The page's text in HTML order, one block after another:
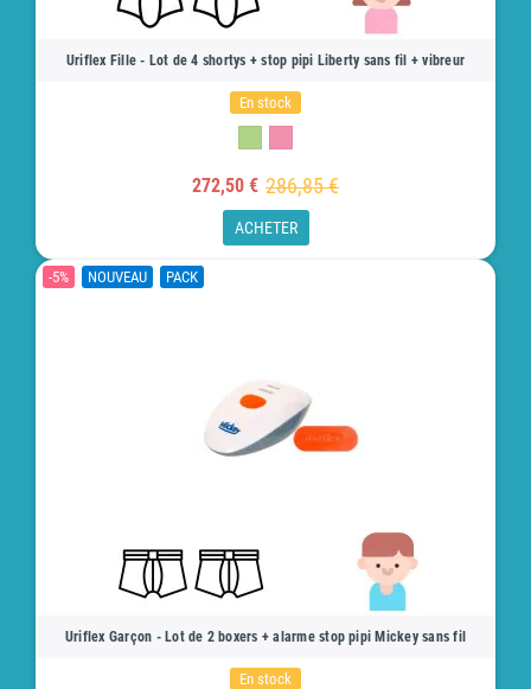
Uriflex Fille - Lot de 4 shortys + stop pipi Liberty sans fil + vibreur
En stock
272,50 € 286,85 €
ACHETER
-5% NOUVEAU PACK
Uriflex Garçon - Lot de 2 boxers + alarme stop pipi Mickey sans fil
En stock